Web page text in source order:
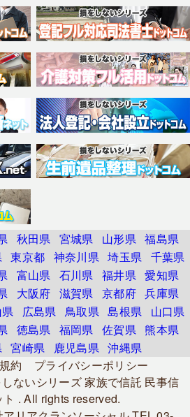
秋田県 宮城県 山形県 福島県
東京都 神奈川県 埼玉県
千葉県
富山県 石川県 福井県 愛知県
大阪府 滋賀県 京都府 兵庫県
広島県 鳥取県 島根県
山口県
徳島県 福岡県 佐賀県
熊本県
宮崎県 鹿児島県 沖縄県
約
プライバシーポリシー
ないシリーズ 家族で信託 民事信
. All rights reserved.